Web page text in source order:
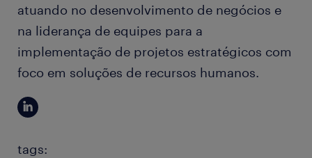
atuando no desenvolvimento de negócios e
na liderança de equipes para a
implementação de projetos estratégicos com
foco em soluções de recursos humanos.
tags: